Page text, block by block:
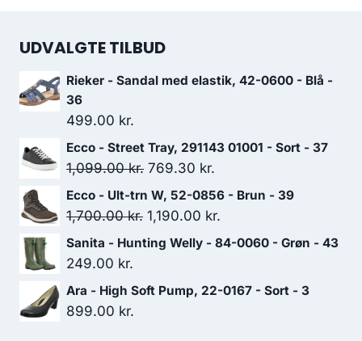
UDVALGTE TILBUD
Rieker - Sandal med elastik, 42-0600 - Blå -
36
499.00 kr.
Ecco - Street Tray, 291143 01001 - Sort - 37
1,099.00kr. Den
oprindelige
pris
1,099.00 kr..
769.30 kr.
aktuelle
pris
Ecco - Ult-trn W, 52-0856 - Brun - 39
1,700.00kr. Den
oprindelige
1,700.00 kr..
1,190.00 kr.
aktuelle
Sanita - Hunting Welly - 84-0060 - Grøn - 43
249.00 kr.
Ara - High Soft Pump, 22-0167 - Sort - 3
899.00 kr.